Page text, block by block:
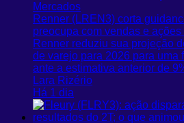
Mercados
Renner (LREN3) corta
preocupa com vendas e
Renner reduziu sua projeção
de varejo para 2026 para uma
ante a estimativa anterior de
Lara Rizério
Há 1 dia